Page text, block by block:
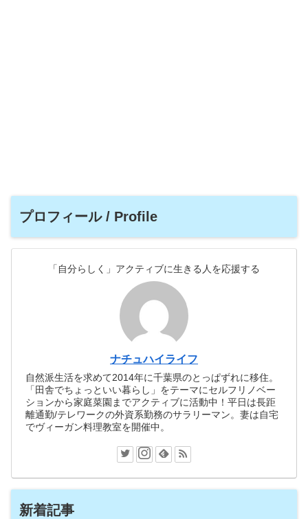
プロフィール / Profile
「自分らしく」アクティブに生きる人を応援する
ナチュハイライフ
自然派生活を求めて2014年に千葉県のとっぱずれに移住。
「田舎でちょっといい暮らし」をテーマにセルフリノベー
ションから家庭菜園までアクティブに活動中！平日は長距
離通勤/テレワークの外資系勤務のサラリーマン。妻は自宅
でヴィーガン料理教室を開催中。
新着記事